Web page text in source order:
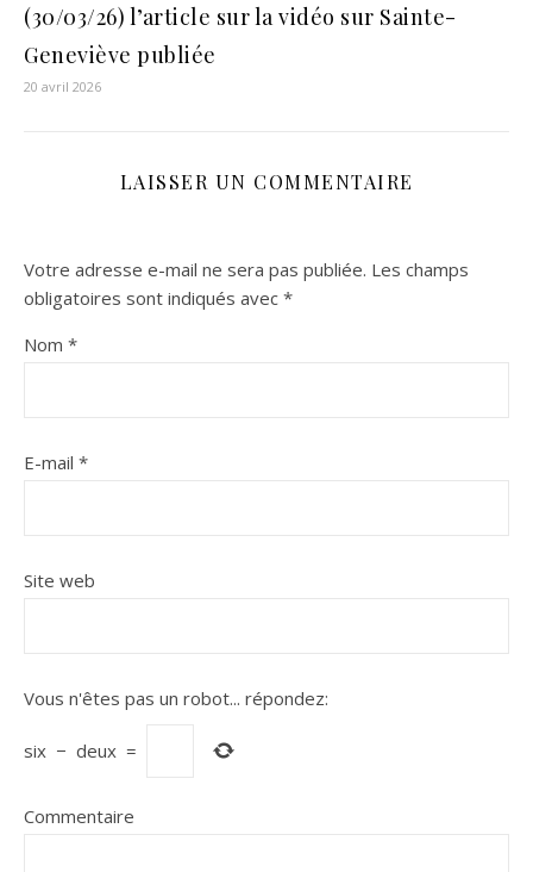
(30/03/26) l’article sur la vidéo sur Sainte-
Geneviève publiée
20 avril 2026
LAISSER UN COMMENTAIRE
Votre adresse e-mail ne sera pas publiée. Les champs
obligatoires sont indiqués avec *
Nom *
E-mail *
Site web
Vous n'êtes pas un robot... répondez:
six − deux =
Commentaire